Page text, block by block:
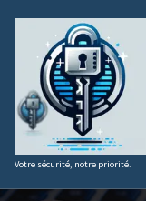
contenu
Votre sécurité, notre priorité.